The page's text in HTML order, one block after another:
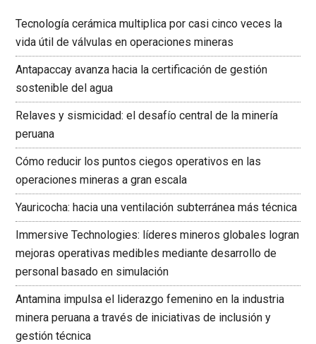
Tecnología cerámica multiplica por casi cinco veces la
vida útil de válvulas en operaciones mineras
Antapaccay avanza hacia la certificación de gestión
sostenible del agua
Relaves y sismicidad: el desafío central de la minería
peruana
Cómo reducir los puntos ciegos operativos en las
operaciones mineras a gran escala
Yauricocha: hacia una ventilación subterránea más técnica
Immersive Technologies: líderes mineros globales logran
mejoras operativas medibles mediante desarrollo de
personal basado en simulación
Antamina impulsa el liderazgo femenino en la industria
minera peruana a través de iniciativas de inclusión y
gestión técnica